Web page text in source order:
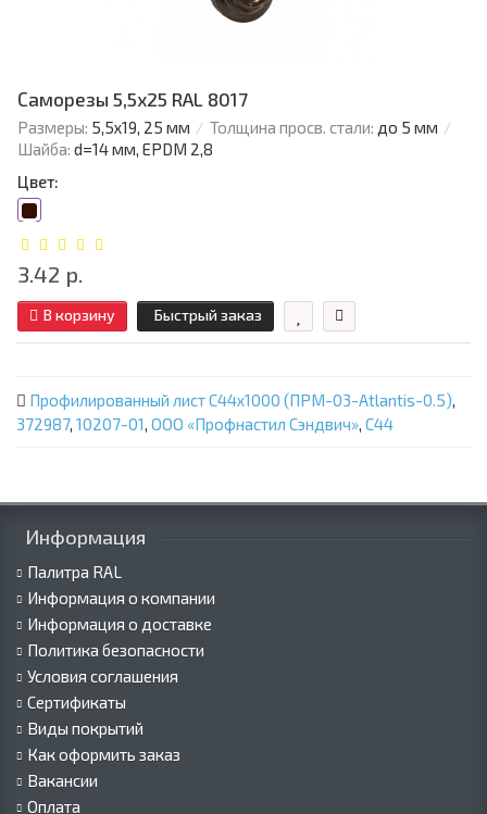
Саморезы 5,5х25 RAL 8017
Размеры: 5,5х19, 25 мм Толщина просв. стали: до 5 мм
Шайба: d=14 мм, EPDM 2,8
Цвет:
3.42 р.
В корзину Быстрый заказ
Профилированный лист С44х1000 (ПРМ-03-Atlantis-0.5),
372987, 10207-01, ООО «Профнастил Сэндвич», С44
Информация
Палитра RAL
Информация о компании
Информация о доставке
Политика безопасности
Условия соглашения
Сертификаты
Виды покрытий
Как оформить заказ
Вакансии
Оплата